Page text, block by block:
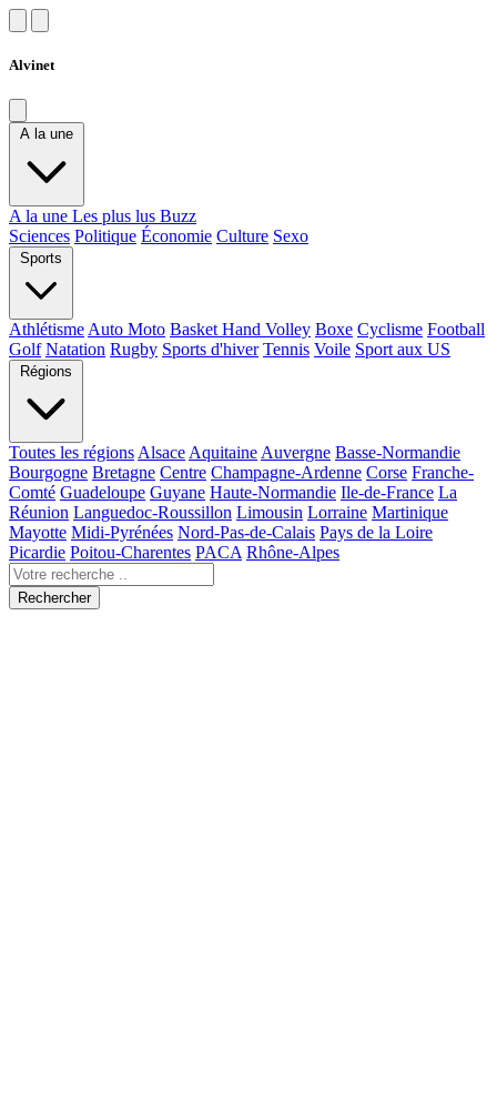
Alvinet
A la une
A la une Les plus lus Buzz
Sciences Politique Économie Culture Sexo
Sports
Athlétisme Auto Moto Basket Hand Volley Boxe Cyclisme Football
Golf Natation Rugby Sports d'hiver Tennis Voile Sport aux US
Régions
Toutes les régions Alsace Aquitaine Auvergne Basse-Normandie
Bourgogne Bretagne Centre Champagne-Ardenne Corse Franche-
Comté Guadeloupe Guyane Haute-Normandie Ile-de-France La
Réunion Languedoc-Roussillon Limousin Lorraine Martinique
Mayotte Midi-Pyrénées Nord-Pas-de-Calais Pays de la Loire
Picardie Poitou-Charentes PACA Rhône-Alpes
Rechercher